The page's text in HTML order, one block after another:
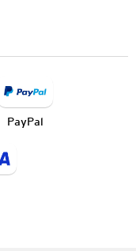
PayPal